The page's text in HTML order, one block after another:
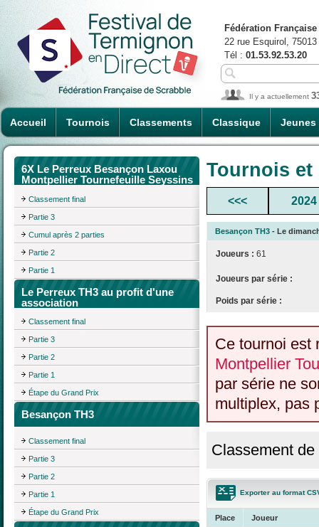
Accueil Tournois Classements Classique Jeunes
Fédération
22 rue Esquirol,
Tél : 01.53.92.53.20
Il y a actuellement
6X Le Perreux Besançon Laxou
Montpellier Tournefeuille Seyssins
Classement final
Partie 3
Cumul après 2 parties
Partie 2
Partie 1
Le Perreux TH3 au profit d'une
association
Classement final
Partie 3
Partie 2
Partie 1
Étape du Grand Prix
Besançon TH3
Classement final
Partie 3
Partie 2
Partie 1
Étape du Grand Prix
Tournois
<<< 2024
Besançon TH3 - Le
Joueurs : 61
Joueurs par série :
Poids par série :
Ce tournoi est
Montpellier
par série ne
multiplex, pas
Classement
Exporter au format
Place Joueur